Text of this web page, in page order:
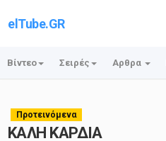
elTube.GR
Βίντεο Σειρές Αρθρα
Προτεινόμενα
ΚΑΛΗ ΚΑΡΔΙΑ